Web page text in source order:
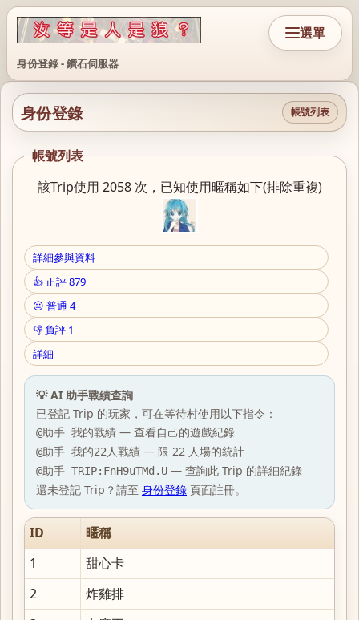
身份登錄 - 鑽石伺服器
選單
身份登錄 帳號列表
帳號列表
該Trip使用 2058 次，已知使用暱稱如下(排除重複)
詳細參與資料
👍 正評 879
😐 普通 4
👎 負評 1
詳細
💡 AI 助手戰績查詢
已登記 Trip 的玩家，可在等待村使用以下指令：
@助手 我的戰績 — 查看自己的遊戲紀錄
@助手 我的22人戰績 — 限 22 人場的統計
@助手 TRIP:FnH9uTMd.U — 查詢此 Trip 的詳細紀錄
還未登記 Trip？請至 身份登錄 頁面註冊。
ID
暱稱
1
甜心卡
2
炸雞排